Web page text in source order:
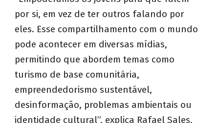
por si, em vez de ter outros falando por
eles. Esse compartilhamento com o mundo
pode acontecer em diversas mídias,
permitindo que abordem temas como
turismo de base comunitária,
empreendedorismo sustentável,
desinformação, problemas ambientais ou
identidade cultural”, explica Rafael Sales,